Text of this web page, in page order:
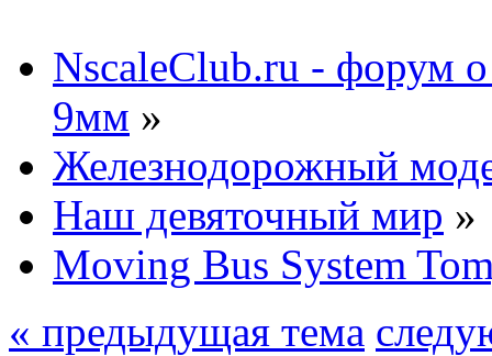
NscaleClub.ru - форум
9мм »
Железнодорожный
Наш девяточный мир »
Moving Bus System
« предыдущая тема